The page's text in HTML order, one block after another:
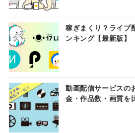
稼ぎまくり？ライブ
ンキング【最新版】
動画配信サービスの
金・作品数・画質を